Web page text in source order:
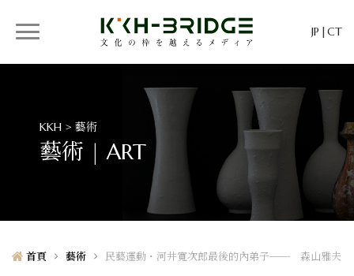
JP CT
KKH > 藝術
藝術 | ART
首頁 藝術 民藝運動・河井寬次郎最後的內弟子── 森山雅夫